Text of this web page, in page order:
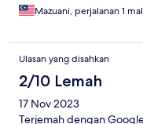
Mazuani, perjalanan 1
Ulasan yang disahkan
2/10 Lemah
17 Nov 2023
Terjemah dengan